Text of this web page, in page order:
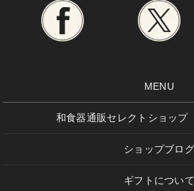
MENU
和食器通販セレクトショップ
ショップブログ
ギフトについて